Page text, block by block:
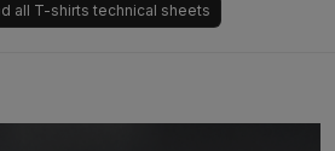
all T-shirts technical sheets